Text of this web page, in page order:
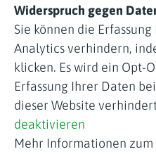
Widerspruch gegen
Sie können die
Analytics verhindern,
klicken. Es wird ein Opt-
Erfassung Ihrer Daten
dieser Website
deaktivieren
Mehr Informationen